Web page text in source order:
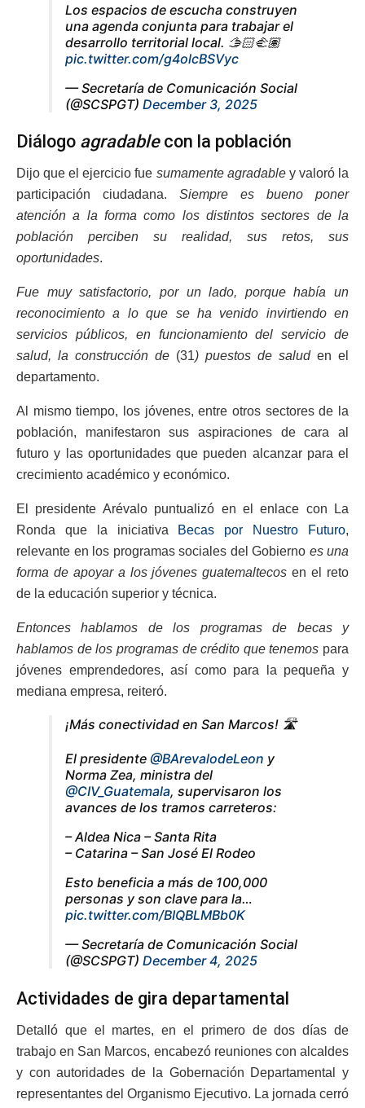
Los espacios de escucha construyen
una agenda conjunta para trabajar el
desarrollo territorial local. 🫱🏻‍🫲🏽
pic.twitter.com/g4olcBSVyc
— Secretaría de Comunicación Social
(@SCSPGT) December 3, 2025
Diálogo agradablecon la población
Dijo que el ejercicio fue sumamente agradabley valoró la
participación ciudadana. Siempre es bueno poner
atención a la forma como los distintos sectores de la
población perciben su realidad, sus retos, sus
oportunidades.
Fue muy satisfactorio, por un lado, porque había un
reconocimiento a lo que se ha venido invirtiendo en
servicios públicos, en funcionamiento del servicio de
salud, la construcción de (31) puestos de saluden el
departamento.
Al mismo tiempo, los jóvenes, entre otros sectores de la
población, manifestaron sus aspiraciones de cara al
futuro y las oportunidades que pueden alcanzar para el
crecimiento académico y económico.
El presidente Arévalo puntualizó en el enlace con La
Ronda que la iniciativa Becas por Nuestro Futuro,
relevante en los programas sociales del Gobierno es una
forma de apoyar a los jóvenes guatemaltecos en el reto
de la educación superior y técnica.
Entonces hablamos de los programas de becas y
hablamos de los programas de crédito que tenemos para
jóvenes emprendedores, así como para la pequeña y
mediana empresa, reiteró.
¡Más conectividad en San Marcos! 🛣️
El presidente @BArevalodeLeon y
Norma Zea, ministra del
@CIV_Guatemala, supervisaron los
avances de los tramos carreteros:
– Aldea Nica – Santa Rita
– Catarina – San José El Rodeo
Esto beneficia a más de 100,000
personas y son clave para la…
pic.twitter.com/BIQBLMBb0K
— Secretaría de Comunicación Social
(@SCSPGT) December 4, 2025
Actividades de gira departamental
Detalló que el martes, en el primero de dos días de
trabajo en San Marcos, encabezó reuniones con alcaldes
y con autoridades de la Gobernación Departamental y
representantes del Organismo Ejecutivo. La jornada cerró